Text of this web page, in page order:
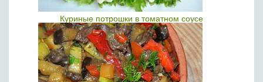
Куриные потрошки в томатном соусе